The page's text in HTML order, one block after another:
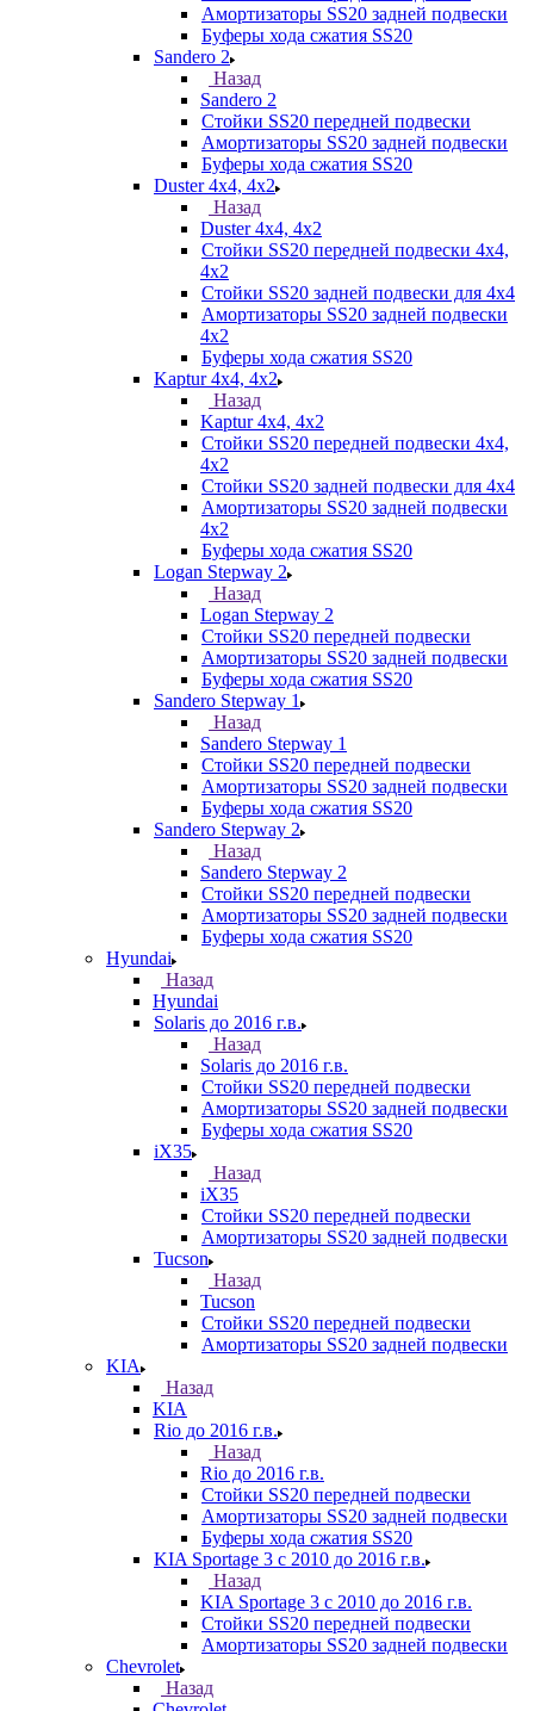
Амортизаторы SS20 задней подвески
Буферы хода сжатия SS20
Sandero 2
Назад
Sandero 2
Стойки SS20 передней подвески
Амортизаторы SS20 задней подвески
Буферы хода сжатия SS20
Duster 4х4, 4x2
Назад
Duster 4х4, 4x2
Стойки SS20 передней подвески 4х4,
4x2
Стойки SS20 задней подвески для 4х4
Амортизаторы SS20 задней подвески
4х2
Буферы хода сжатия SS20
Kaptur 4х4, 4х2
Назад
Kaptur 4х4, 4х2
Стойки SS20 передней подвески 4х4,
4x2
Стойки SS20 задней подвески для 4х4
Амортизаторы SS20 задней подвески
4х2
Буферы хода сжатия SS20
Logan Stepway 2
Назад
Logan Stepway 2
Стойки SS20 передней подвески
Амортизаторы SS20 задней подвески
Буферы хода сжатия SS20
Sandero Stepway 1
Назад
Sandero Stepway 1
Стойки SS20 передней подвески
Амортизаторы SS20 задней подвески
Буферы хода сжатия SS20
Sandero Stepway 2
Назад
Sandero Stepway 2
Стойки SS20 передней подвески
Амортизаторы SS20 задней подвески
Буферы хода сжатия SS20
Hyundai
Назад
Hyundai
Solaris до 2016 г.в.
Назад
Solaris до 2016 г.в.
Стойки SS20 передней подвески
Амортизаторы SS20 задней подвески
Буферы хода сжатия SS20
iX35
Назад
iX35
Стойки SS20 передней подвески
Амортизаторы SS20 задней подвески
Tucson
Назад
Tucson
Стойки SS20 передней подвески
Амортизаторы SS20 задней подвески
KIA
Назад
KIA
Rio до 2016 г.в.
Назад
Rio до 2016 г.в.
Стойки SS20 передней подвески
Амортизаторы SS20 задней подвески
Буферы хода сжатия SS20
KIA Sportage 3 с 2010 до 2016 г.в.
Назад
KIA Sportage 3 с 2010 до 2016 г.в.
Стойки SS20 передней подвески
Амортизаторы SS20 задней подвески
Chevrolet
Назад